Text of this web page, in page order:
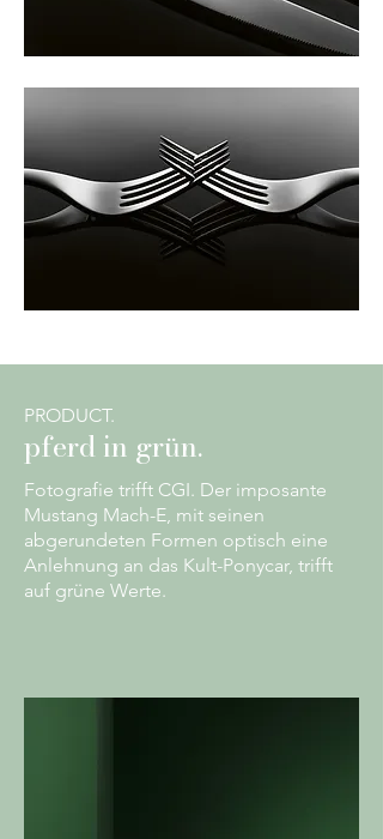
PRODUCT.
pferd in grün.
Fotografie trifft CGI. Der imposante
Mustang Mach-E, mit seinen
abgerundeten Formen optisch eine
Anlehnung an das Kult-Ponycar, trifft
auf grüne Werte.